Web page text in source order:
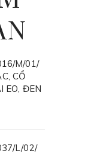
M/01/
CỔ
EO, ĐEN
L/02/